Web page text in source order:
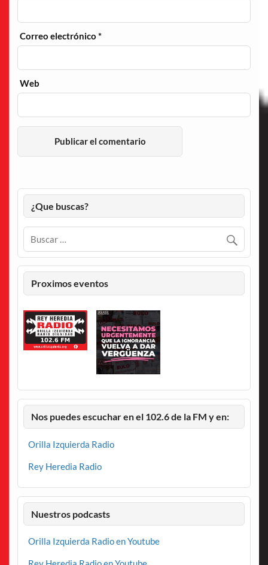
Correo electrónico*
Web
¿Que buscas?
Proximos eventos
Nos puedes escuchar en el 102.6 de la FM y en:
Orilla Izquierda Radio
Rey Heredia Radio
Nuestros podcasts
Orilla Izquierda Radio en Youtube